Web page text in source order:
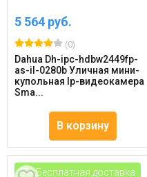
5 564 руб.
(0)
Dahua Dh-ipc-hdbw2449fp-
as-il-0280b Уличная мини-
купольная Ip-видеокамера
Sma...
В корзину
Бесплатная доставка